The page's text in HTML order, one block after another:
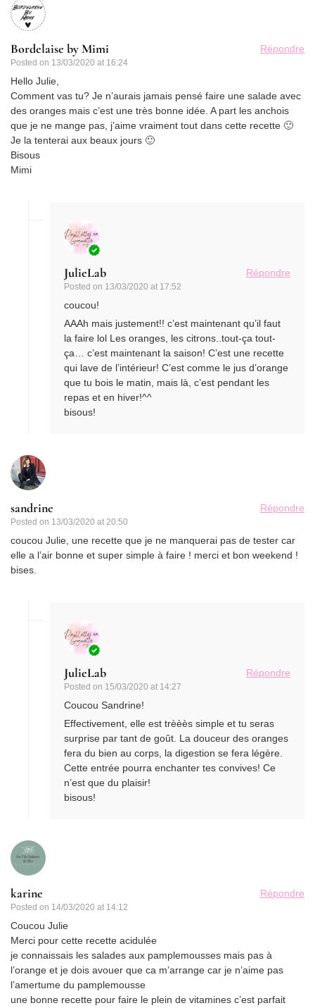
Bordelaise by Mimi
Posted on 13/03/2020 at 16:24
Répondre
Hello Julie,
Comment vas tu? Je n’aurais jamais pensé faire une salade avec
des oranges mais c’est une très bonne idée. A part les anchois
que je ne mange pas, j’aime vraiment tout dans cette recette 🙂
Je la tenterai aux beaux jours 🙂
Bisous
Mimi
JulieLab
Posted on 13/03/2020 at 17:52
Répondre
coucou!
AAAh mais justement!! c’est maintenant qu’il faut
la faire lol Les oranges, les citrons..tout-ça tout-
ça… c’est maintenant la saison! C’est une recette
qui lave de l’intérieur! C’est comme le jus d’orange
que tu bois le matin, mais là, c’est pendant les
repas et en hiver!^^
bisous!
sandrine
Posted on 13/03/2020 at 20:50
Répondre
coucou Julie, une recette que je ne manquerai pas de tester car
elle a l’air bonne et super simple à faire ! merci et bon weekend !
bises.
JulieLab
Posted on 15/03/2020 at 14:27
Répondre
Coucou Sandrine!
Effectivement, elle est trèèès simple et tu seras
surprise par tant de goût. La douceur des oranges
fera du bien au corps, la digestion se fera légère.
Cette entrée pourra enchanter tes convives! Ce
n’est que du plaisir!
bisous!
karine
Posted on 14/03/2020 at 14:12
Répondre
Coucou Julie
Merci pour cette recette acidulée
je connaissais les salades aux pamplemousses mais pas à
l’orange et je dois avouer que ca m’arrange car je n’aime pas
l’amertume du pamplemousse
une bonne recette pour faire le plein de vitamines c’est parfait